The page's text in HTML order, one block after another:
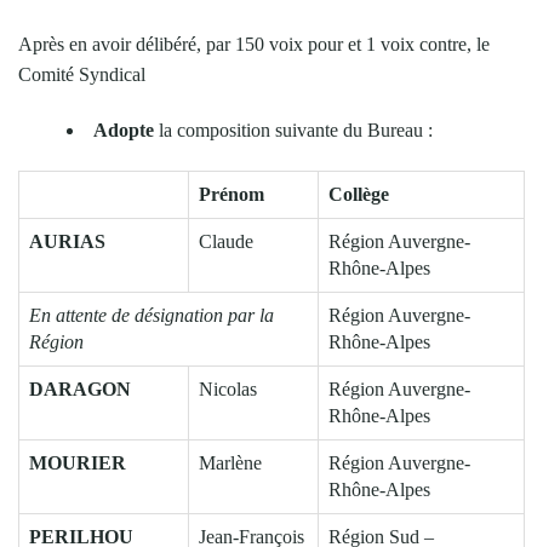
Après en avoir délibéré, par 150 voix pour et 1 voix contre, le
Comité Syndical
Adopte la composition suivante du Bureau :
Prénom Collège
AURIAS Claude
Région Auvergne-
Rhône-Alpes
En attente de désignation par la
Région
Région Auvergne-
Rhône-Alpes
DARAGON Nicolas
Région Auvergne-
Rhône-Alpes
MOURIER Marlène
Région Auvergne-
Rhône-Alpes
PERILHOU Jean-François Région Sud –